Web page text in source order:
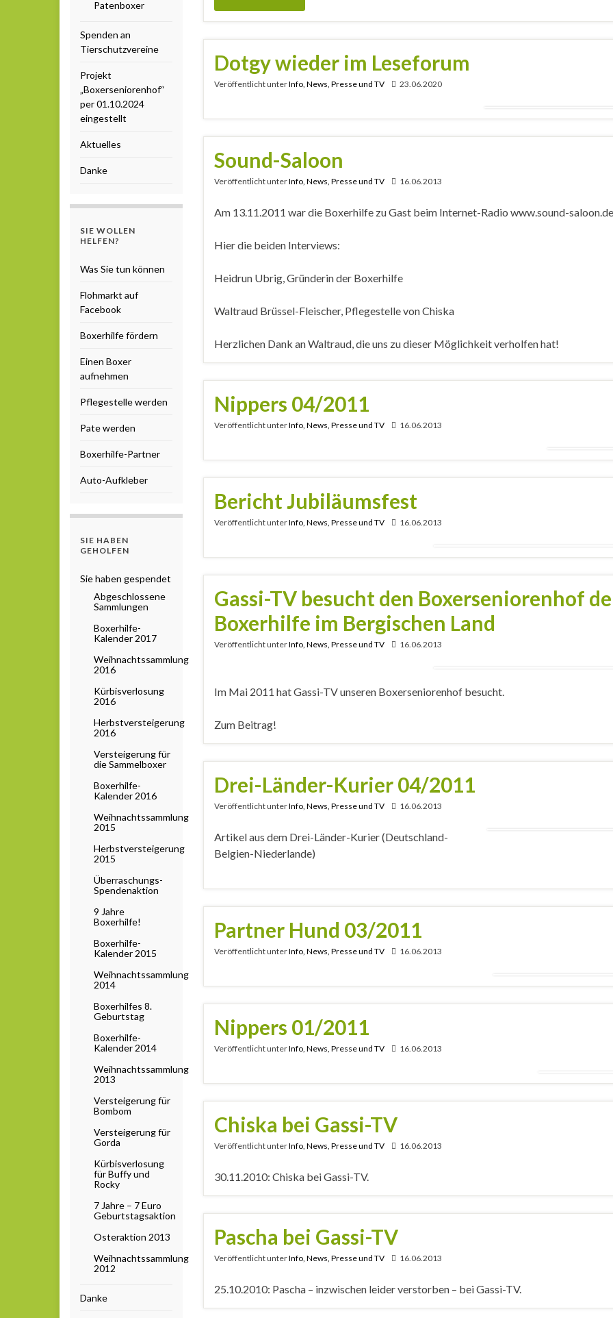
Dotgy wieder im Leseforum
Veröffentlicht unterInfo, News, Presse und TV 23.06.2020
Sound-Saloon
Veröffentlicht unterInfo, News, Presse und TV 16.06.2013
Am 13.11.2011 war die Boxerhilfe zu Gast beim Internet-Radio www.sound-
Hier die beiden Interviews:
Heidrun Ubrig, Gründerin der Boxerhilfe
Waltraud Brüssel-Fleischer, Pflegestelle von Chiska
Herzlichen Dank an Waltraud, die uns zu dieser Möglichkeit verholfen hat!
Nippers 04/2011
Veröffentlicht unterInfo, News, Presse und TV 16.06.2013
Bericht Jubiläumsfest
Veröffentlicht unterInfo, News, Presse und TV 16.06.2013
Gassi-TV besucht den Boxerseniorenhof
Boxerhilfe im Bergischen Land
Veröffentlicht unterInfo, News, Presse und TV 16.06.2013
Im Mai 2011 hat Gassi-TV unseren Boxerseniorenhof besucht.
Zum Beitrag!
Drei-Länder-Kurier 04/2011
Veröffentlicht unterInfo, News, Presse und TV 16.06.2013
Artikel aus dem Drei-Länder-Kurier (Deutschland-
Belgien-Niederlande)
Partner Hund 03/2011
Veröffentlicht unterInfo, News, Presse und TV 16.06.2013
Nippers 01/2011
Veröffentlicht unterInfo, News, Presse und TV 16.06.2013
Chiska bei Gassi-TV
Veröffentlicht unterInfo, News, Presse und TV 16.06.2013
30.11.2010: Chiska bei Gassi-TV.
Pascha bei Gassi-TV
Veröffentlicht unterInfo, News, Presse und TV 16.06.2013
25.10.2010: Pascha – inzwischen leider verstorben – bei Gassi-TV.
Patenboxer
Spenden an
Tierschutzvereine
Projekt
„Boxerseniorenhof“
per 01.10.2024
eingestellt
Aktuelles
Danke
SIE WOLLEN
HELFEN?
Was Sie tun können
Flohmarkt auf
Facebook
Boxerhilfe fördern
Einen Boxer
aufnehmen
Pflegestelle werden
Pate werden
Boxerhilfe-Partner
Auto-Aufkleber
SIE HABEN
GEHOLFEN
Sie haben gespendet
Abgeschlossene
Sammlungen
Boxerhilfe-
Kalender 2017
Weihnachtssammlung
2016
Kürbisverlosung
2016
Herbstversteigerung
2016
Versteigerung für
die Sammelboxer
Boxerhilfe-
Kalender 2016
Weihnachtssammlung
2015
Herbstversteigerung
2015
Überraschungs-
Spendenaktion
9 Jahre
Boxerhilfe!
Boxerhilfe-
Kalender 2015
Weihnachtssammlung
2014
Boxerhilfes 8.
Geburtstag
Boxerhilfe-
Kalender 2014
Weihnachtssammlung
2013
Versteigerung für
Bombom
Versteigerung für
Gorda
Kürbisverlosung
für Buffy und
Rocky
7 Jahre – 7 Euro
Geburtstagsaktion
Osteraktion 2013
Weihnachtssammlung
2012
Danke